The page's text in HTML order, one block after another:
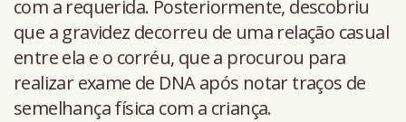
com a requerida. Posteriormente, descobriu
que a gravidez decorreu de uma relação casual
entre ela e o corréu, que a procurou para
realizar exame de DNA após notar traços de
semelhança física com a criança.